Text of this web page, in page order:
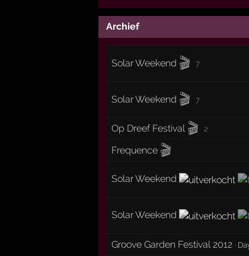
Archief
Solar Weekend 🎬 7
Solar Weekend 🎬 7
Op Dreef Festival 🎬 2
Frequence 🎬
Solar Weekend
Solar Weekend
Groove Garden Festival 2012 ·